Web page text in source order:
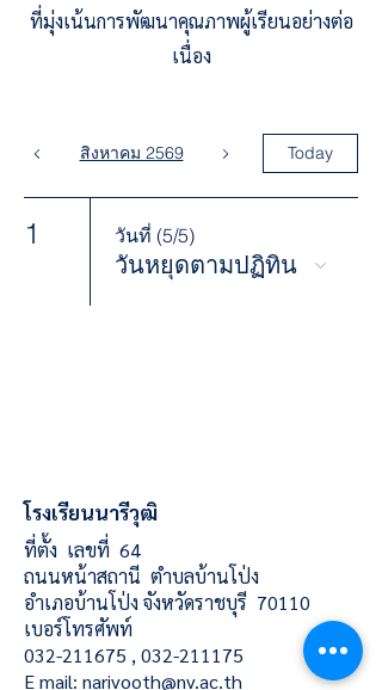
ที่มุ่งเน้นการพัฒนาคุณภาพผู้เรียนอย่างต่อ
เนื่อง
สิงหาคม 2569 Today
1 วันที่ (5/5)
วันหยุดตามปฏิทิน
โรงเรียนนารีวุฒิ
ที่ตั้ง เลขที่ 64
ถนนหน้าสถานี ตำบลบ้านโป่ง
อำเภอบ้านโป่ง จังหวัดราชบุรี 70110
เบอร์โทรศัพท์
032-211675 , 032-211175
E mail: narivooth@nv.ac.th